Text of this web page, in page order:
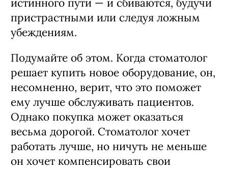
пристрастными или следуя ложным
убеждениям.
Подумайте об этом. Когда стоматолог
решает купить новое оборудование, он,
несомненно, верит, что это поможет
ему лучше обслуживать пациентов.
Однако покупка может оказаться
весьма дорогой. Стоматолог хочет
работать лучше, но ничуть не меньше
он хочет компенсировать свои